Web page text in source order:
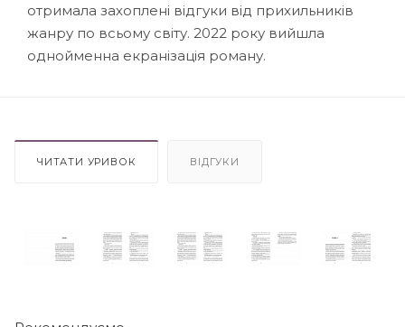
отримала захоплені відгуки від прихильників
жанру по всьому світу. 2022 року вийшла
однойменна екранізація роману.
ЧИТАТИ УРИВОК ВІДГУКИ